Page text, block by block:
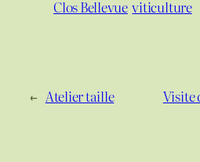
Clos Bellevue viticulture
← Atelier taille Visite